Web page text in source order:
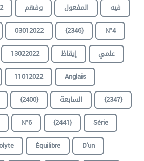
وفهم المفعول
فيه
03012022 {2346}
N°4
13022022 إيقاظ
علمي
11012022
Anglais
{2400} السابعة
{2347}
N°6 {2441}
Série
Équilibre
D'un